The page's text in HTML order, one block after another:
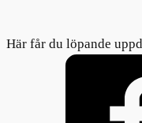
Här får du löpande